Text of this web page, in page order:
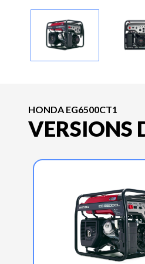
HONDA EG6500CT1
VERSIONS